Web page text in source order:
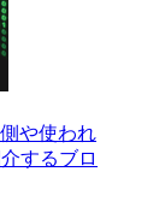
や使われ
するブロ